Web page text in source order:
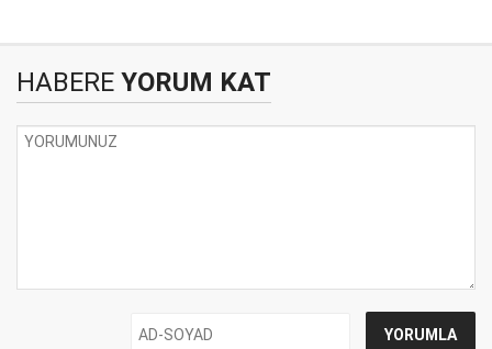
HABERE YORUM KAT